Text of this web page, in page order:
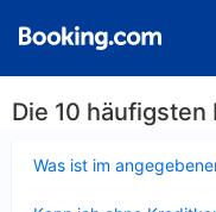
Die 10 häufigsten
Was ist im